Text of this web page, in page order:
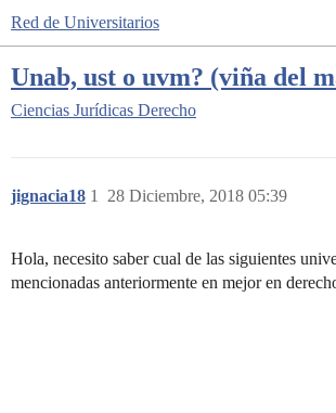
Red de Universitarios
Unab, ust o uvm? (viña del
Ciencias Jurídicas Derecho
jignacia18 28 Diciembre, 2018 05:39
1
Hola, necesito saber cual de las siguientes
mencionadas anteriormente en mejor en